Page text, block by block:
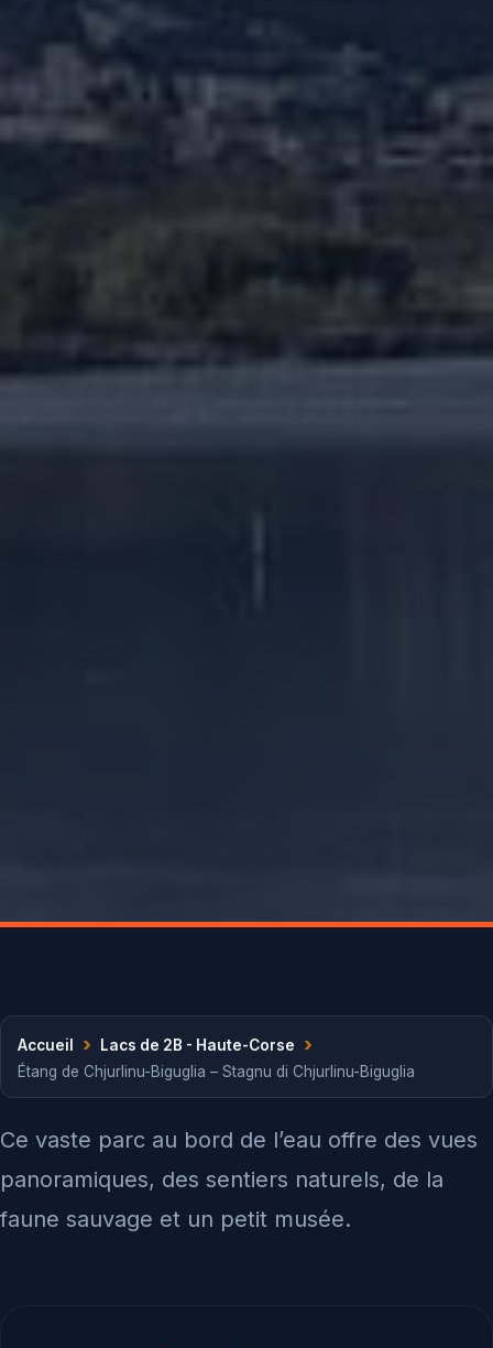
Accueil › Lacs de 2B - Haute-Corse ›
Étang de Chjurlinu-Biguglia – Stagnu di Chjurlinu-Biguglia
Ce vaste parc au bord de l’eau offre des vues
panoramiques, des sentiers naturels, de la
faune sauvage et un petit musée.